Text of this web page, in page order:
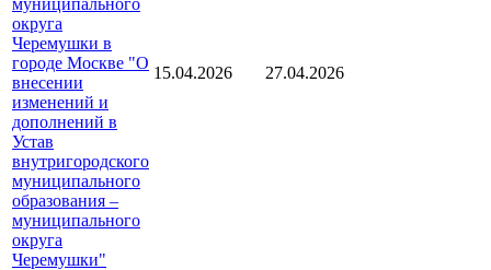
округа
Черемушки в
городе Москве "О
внесении
изменений и
дополнений в
Устав
внутригородского
муниципального
образования –
муниципального
округа
Черемушки"
15.04.2026 27.04.2026